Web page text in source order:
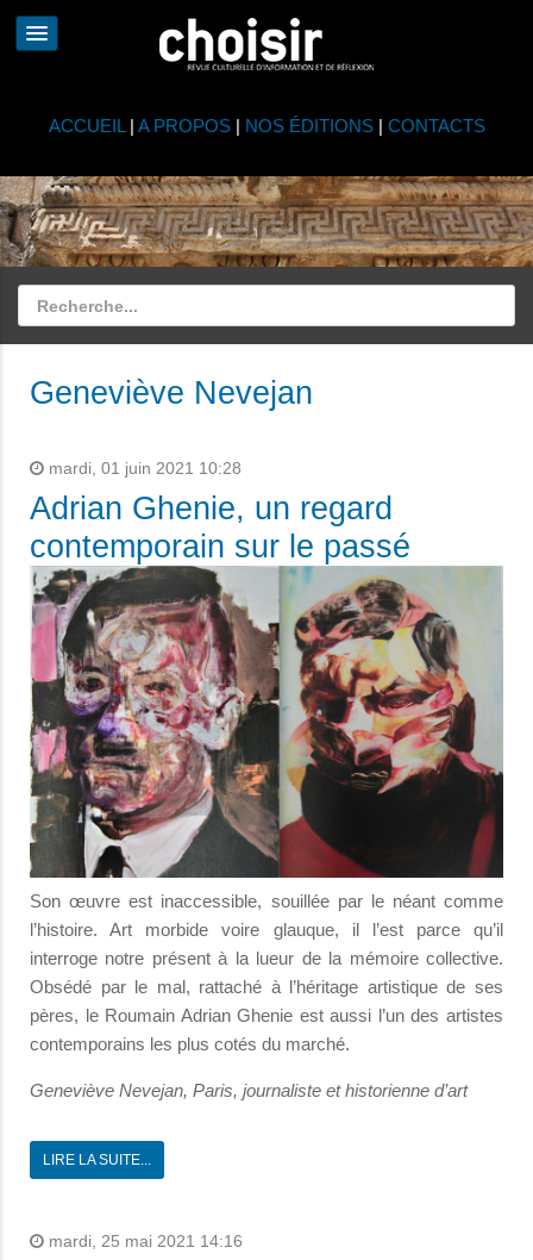
ACCUEIL | A PROPOS| NOS ÉDITIONS| CONTACTS
Geneviève Nevejan
mardi, 01 juin 2021 10:28
Adrian Ghenie, un regard
contemporain sur le passé
Son œuvre est inaccessible, souillée par le néant comme
l’histoire. Art morbide voire glauque, il l’est parce qu’il
interroge notre présent à la lueur de la mémoire collective.
Obsédé par le mal, rattaché à l’héritage artistique de ses
pères, le Roumain Adrian Ghenie est aussi l’un des artistes
contemporains les plus cotés du marché.
Geneviève Nevejan, Paris, journaliste et historienne d’art
LIRE LA SUITE...
mardi, 25 mai 2021 14:16